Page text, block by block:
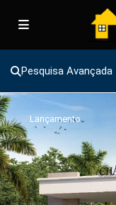
Pesquisa Avançada
Lançamento